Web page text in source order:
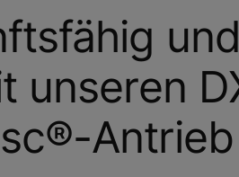
unseren
Antrieb